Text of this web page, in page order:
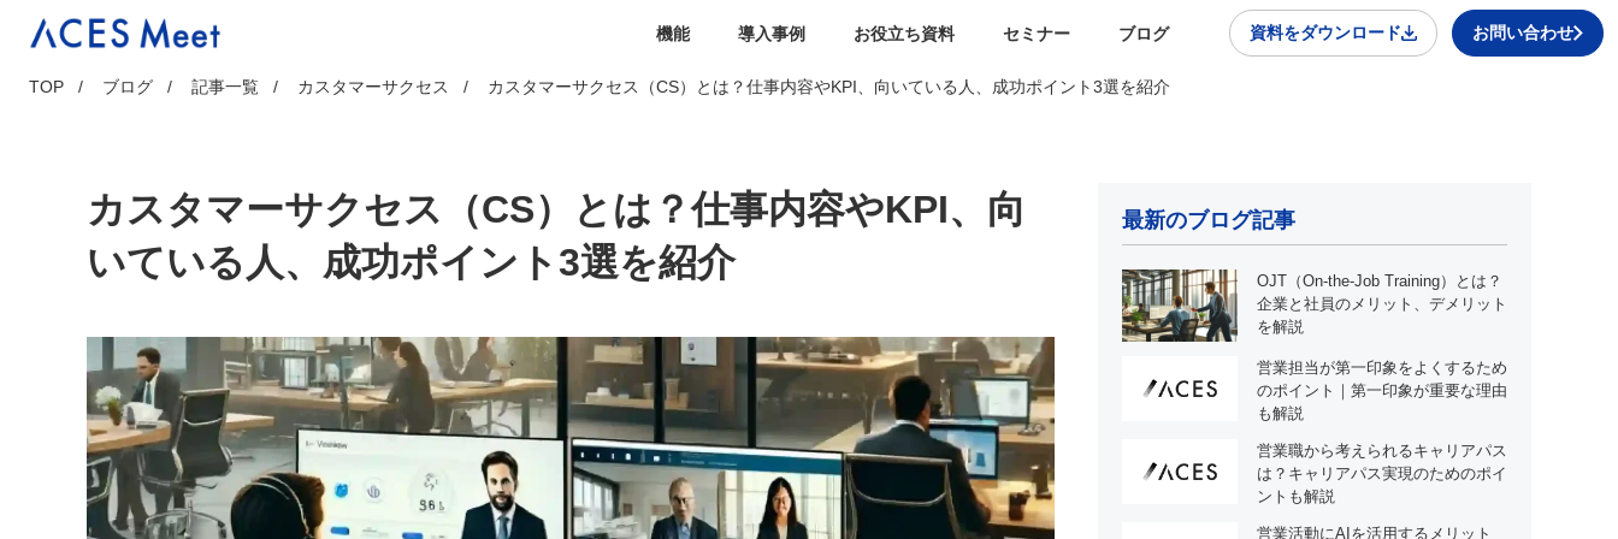
機能 導入事例 お役立ち資料 セミナー ブログ 資料をダウンロード お問い合わせ
TOP ブログ 記事一覧 カスタマーサクセス カスタマーサクセス（CS）とは？仕事内容やKPI、向いている人、成功ポイント3選を紹介
カスタマーサクセス（CS）とは？仕事内容やKPI、向
いている人、成功ポイント3選を紹介
最新のブログ記事
OJT（On-the-Job Training）とは？
企業と社員のメリット、デメリット
を解説
営業担当が第一印象をよくするため
のポイント｜第一印象が重要な理由
も解説
営業職から考えられるキャリアパス
は？キャリアパス実現のためのポイ
ントも解説
営業活動にAIを活用するメリット